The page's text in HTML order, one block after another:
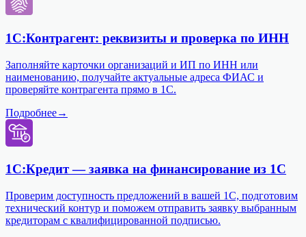
1С:Контрагент: реквизиты и проверка по ИНН
Заполняйте карточки организаций и ИП по ИНН или
наименованию, получайте актуальные адреса ФИАС и
проверяйте контрагента прямо в 1С.
Подробнее→
1С:Кредит — заявка на финансирование из 1С
Проверим доступность предложений в вашей 1С, подготовим
технический контур и поможем отправить заявку выбранным
кредиторам с квалифицированной подписью.